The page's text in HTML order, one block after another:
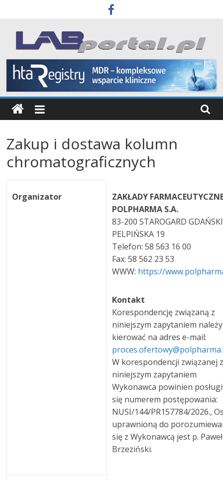
to
content
Labportal
Laboratoria
Aparatura
Badania
Zakup i dostawa kolumn
chromatograficznych
Organizator
ZAKŁADY
POLPHARMA S.A.
83-200 STAROGARD GDAŃSKI
PELPIŃSKA 19
Telefon: 58 563 16 00
Fax: 58 562 23 53
WWW: https://
Kontakt
Korespondencję związaną z
niniejszym zapytaniem należy
kierować na adres e-mail:
W korespondencji związanej
niniejszym zapytaniem
Wykonawca powinien
się numerem postępowania:
NUSI/144/PR157784/2026.,
uprawnioną do
się z Wykonawcą jest p. Paweł
Brzeziński.